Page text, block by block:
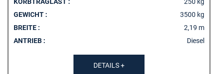
KORBTRAGLAST :
250 kg
GEWICHT :
3500 kg
BREITE :
2,19 m
ANTRIEB :
Diesel
DETAILS +